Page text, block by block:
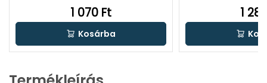
1 070 Ft
Kosárba
1